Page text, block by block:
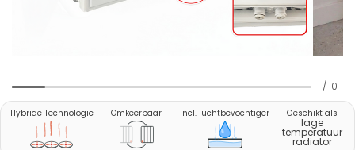
1 / 10
Hybride Technologie Omkeerbaar Incl. luchtbevochtiger Geschikt als
lage
temperatuur
radiator